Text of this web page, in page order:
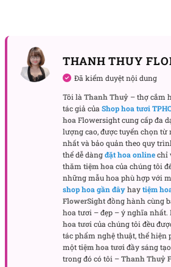
THANH THUY
Đã kiểm duyệt nội dung
Tôi là Thanh Thuỷ – thợ cắm
tác giả của Shop hoa tươi
hoa Flowersight cung cấp đa
lượng cao, được tuyển chọn
nhất và bảo quản theo quy
thể dễ dàngđặt hoa onlinechỉ
thăm tiệm hoa của chúng tôi
những mẫu hoa phù hợp với
shop hoa gần đâyhaytiệm
FlowerSightđồng hành cùng
hoa tươi – đẹp – ý nghĩa
hoa tươi của chúng tôi đều
tác phẩm nghệ thuật, thể hiện
mộttiệm hoa tươi đầy sáng
trong đó có tôi –Thanh Thuỷ